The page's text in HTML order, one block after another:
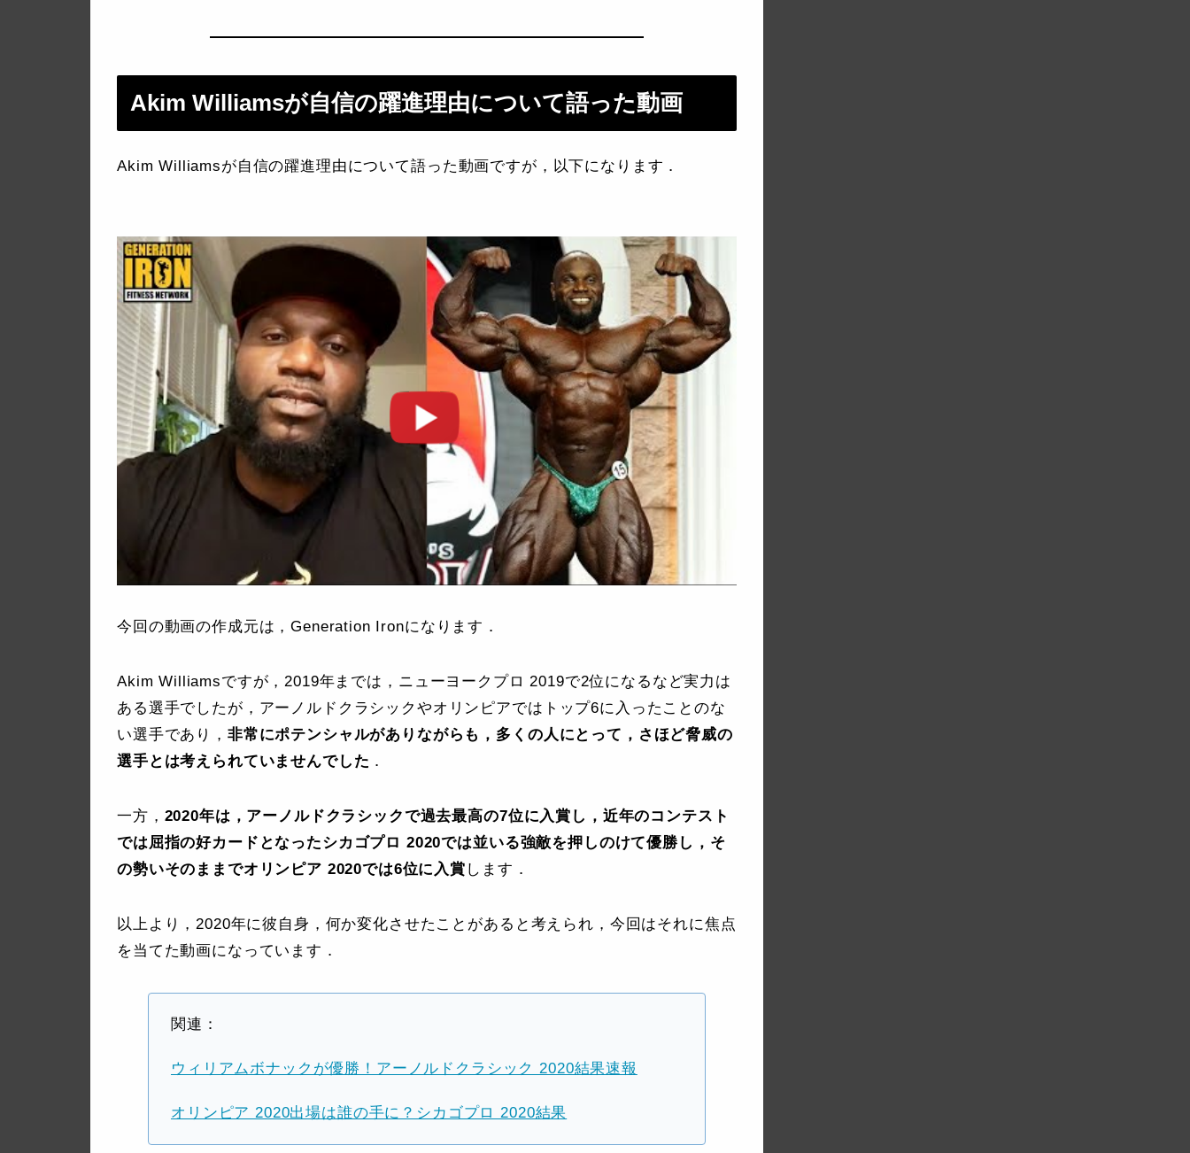
Akim Williamsが自信の躍進理由について語った動画
Akim Williamsが自信の躍進理由について語った動画ですが，以下になります．
今回の動画の作成元は，Generation Ironになります．
Akim Williamsですが，2019年までは，ニューヨークプロ 2019で2位になるなど実力は
ある選手でしたが，アーノルドクラシックやオリンピアではトップ6に入ったことのな
い選手であり， 非常にポテンシャルがありながらも，多くの人にとって，さほど脅威の
選手とは考えられていませんでした ．
一方， 2020年は，アーノルドクラシックで過去最高の7位に入賞し，近年のコンテスト
では屈指の好カードとなったシカゴプロ 2020では並いる強敵を押しのけて優勝し，そ
の勢いそのままでオリンピア 2020では6位に入賞 します．
以上より，2020年に彼自身，何か変化させたことがあると考えられ，今回はそれに焦点
を当てた動画になっています．
関連：
ウィリアムボナックが優勝！アーノルドクラシック 2020結果速報
オリンピア 2020出場は誰の手に？シカゴプロ 2020結果